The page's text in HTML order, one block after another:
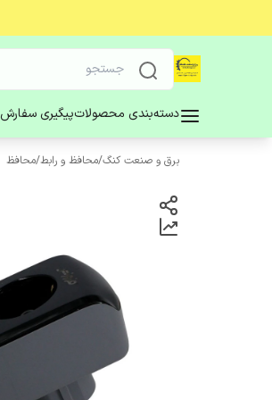
دسته‌بندی محصولاتپیگیری سفارش
برق و صنعت کنگ/محافظ و رابط/محافظ